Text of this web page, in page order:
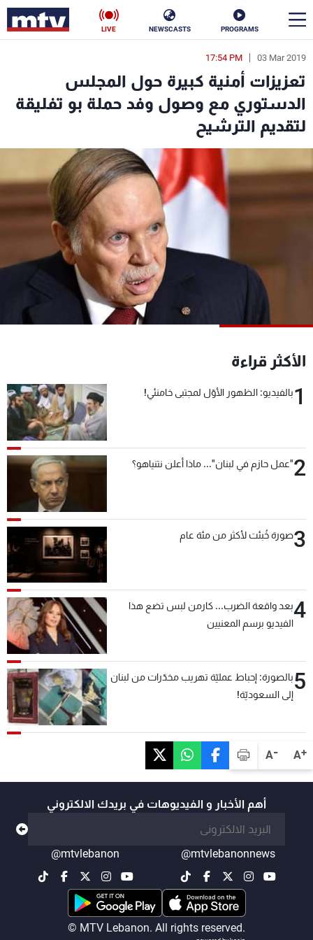
PROGRAMS
NEWSCASTS
LIVE
A+
A-
03 Mar 2019
17:54 PM
تعزيزات أمنية كبيرة حول المجلس
الدستوري مع وصول وفد حملة بو تفليقة
لتقديم الترشيح
الأكثر قراءة
1بالفيديو: الظهور الأوّل لمجتبى خامنئي!
2"عمل حازم في لبنان"... ماذا أعلن نتنياهو؟
3صورة خُبئت لأكثر من مئة عام
4بعد واقعة الضرب... كارمن لبس تضع هذا
الفيديو برسم المعنيين
5بالصورة: إحباط عمليّة تهريب مخدّرات من لبنان
إلى السعوديّة!
أهم الأخبار و الفيديوهات في بريدك الالكتروني
@mtvlebanonnews
@mtvlebanon
© MTV Lebanon. All rights reserved.
en
الأخبار
سياسة
فن
منوعات رياضة
شاهد البرامج
عن MTV
الإنـتـاج
وظائف
شروط الإسـتخدام
سياسة الخصوصية